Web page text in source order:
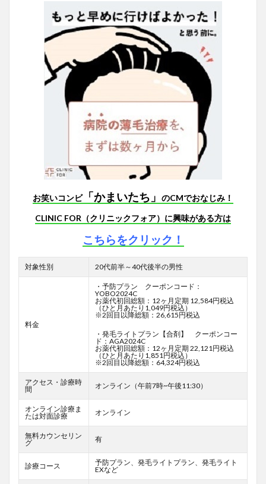
お笑いコンビ「かまいたち」 のCMでおなじみ！
CLINIC FOR（クリニックフォア）に興味がある方は
こちらをクリック！
対象性別 20代前半～40代後半の男性
料金
・予防プラン クーポンコード：
YOBO2024C
お薬代初回総額：12ヶ月定期 12,584円税込
（ひと月あたり1,049円税込）
※2回目以降総額：26,615円税込
・発毛ライトプラン【合剤】 クーポンコー
ド：AGA2024C
お薬代初回総額：12ヶ月定期 22,121円税込
（ひと月あたり1,851円税込）
※2回目以降総額：64,324円税込
アクセス・診療時
間
オンライン（午前7時~午後11:30）
オンライン診療ま
たは対面診療
オンライン
無料カウンセリン
グ
有
診療コース
予防プラン、発毛ライトプラン、発毛ライト
EXなど